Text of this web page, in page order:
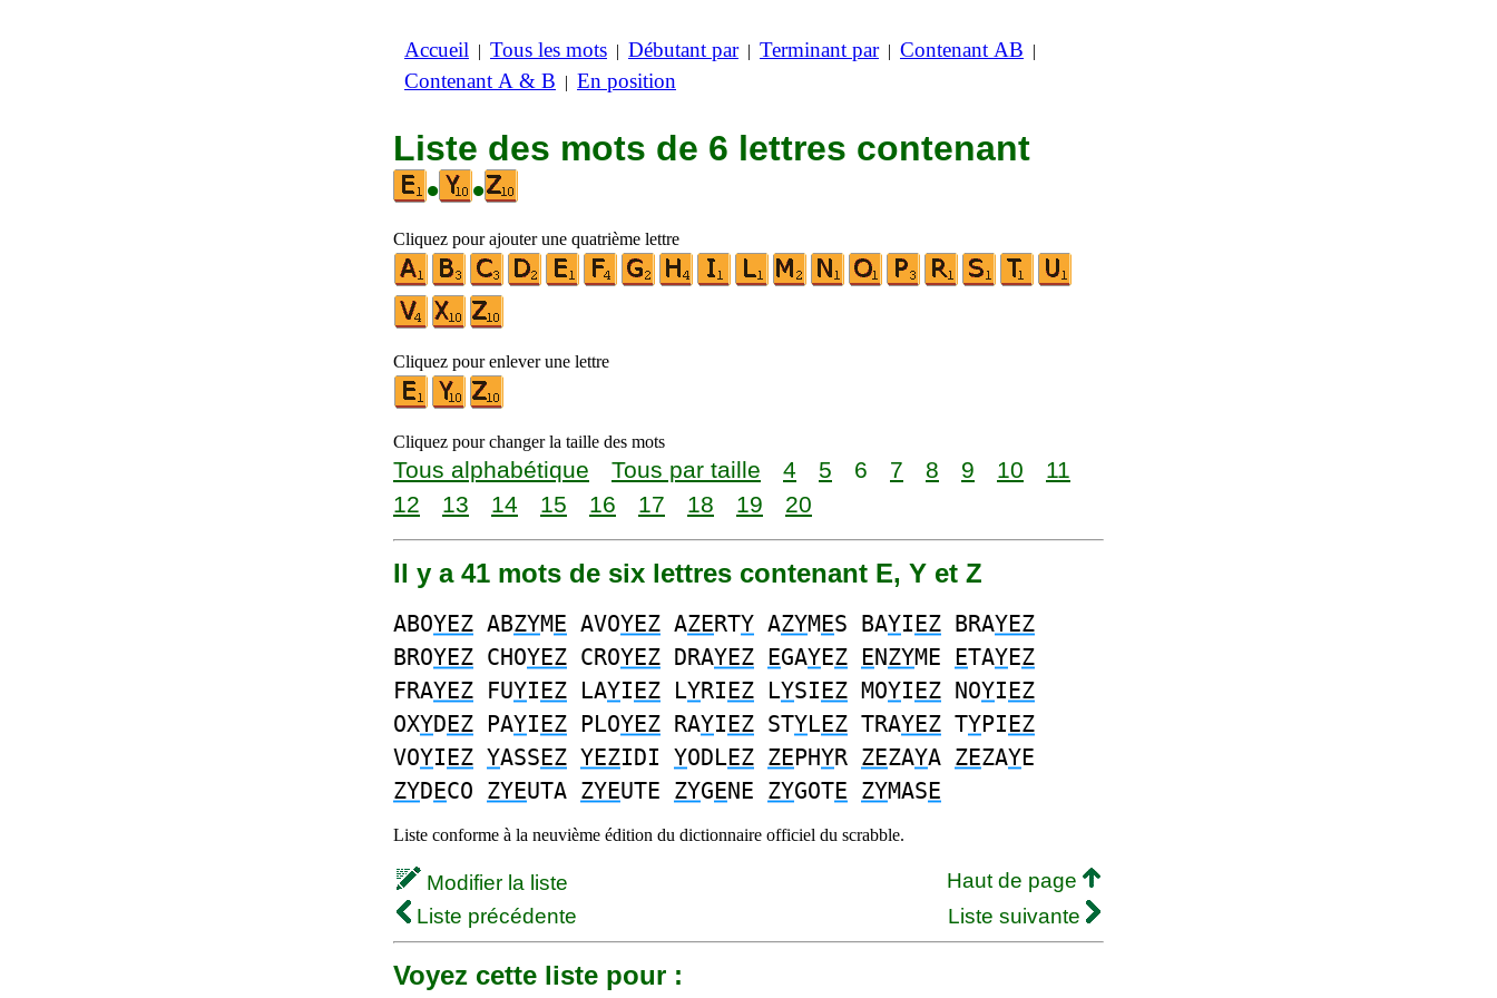
Accueil | Tous les mots | Débutant par| Terminant par| Contenant AB |
Contenant A & B | En position
Liste des mots de 6 lettres contenant
•
•
Cliquez pour ajouter une quatrième lettre
Cliquez pour enlever une lettre
Cliquez pour changer la taille des mots
Tous alphabétique Tous par taille 4 5 6 7 8 9 10
11
12
13 14 15 16 17 18 19 20
Il y a 41 mots de six lettres contenant E, Y et Z
ABOYEZ ABZYME AVOYEZ AZERTY AZYMES BAYIEZ BRAYEZ
BROYEZ CHOYEZ CROYEZ DRAYEZ EGAYEZ ENZYME ETAYEZ
FRAYEZ FUYIEZ LAYIEZ LYRIEZ LYSIEZ MOYIEZ NOYIEZ
OXYDEZ PAYIEZ PLOYEZ RAYIEZ STYLEZ TRAYEZ TYPIEZ
VOYIEZ YASSEZ YEZIDI YODLEZ ZEPHYR ZEZAYA ZEZAYE
ZYDECO ZYEUTA ZYEUTE ZYGENE ZYGOTE ZYMASE
Liste conforme à la neuvième édition du dictionnaire officiel du scrabble.
Modifier la liste
Haut de page
Liste précédente
Liste suivante
Voyez cette liste pour :